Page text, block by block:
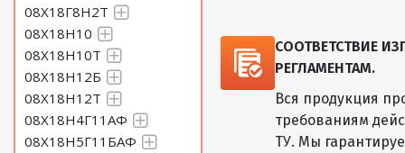
08Х18Г8Н2Т
08Х18Н10
08Х18Н10Т
08Х18Н12Б
08Х18Н12Т
08Х18Н4Г11АФ
08Х18Н5Г11БАФ
СООТВЕТСТВИЕ
РЕГЛАМЕНТАМ.
Вся продукция
требованиям
ТУ. Мы